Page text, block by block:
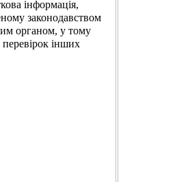
інформація,
законодавством
органом, у тому
перевірок інших